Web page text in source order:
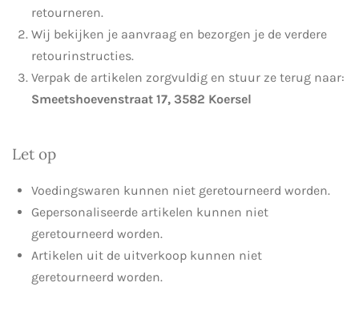
retourneren.
Wij bekijken je aanvraag en bezorgen je de verdere
retourinstructies.
Verpak de artikelen zorgvuldig en stuur ze terug naar:
Smeetshoevenstraat 17, 3582 Koersel
Let op
Voedingswaren kunnen niet geretourneerd worden.
Gepersonaliseerde artikelen kunnen niet
geretourneerd worden.
Artikelen uit de uitverkoop kunnen niet
geretourneerd worden.